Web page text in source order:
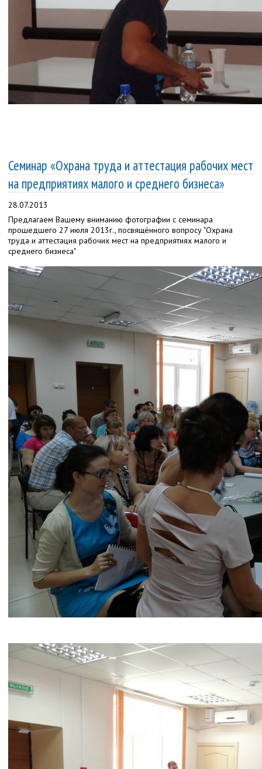
Семинар «Охрана труда и аттестация рабочих мест
на предприятиях малого и среднего бизнеса»
28.07.2013
Предлагаем Вашему вниманию фотографии с семинара
прошедшего 27 июля 2013г., посвящённого вопросу "Охрана
труда и аттестация рабочих мест на предприятиях малого и
среднего бизнеса"